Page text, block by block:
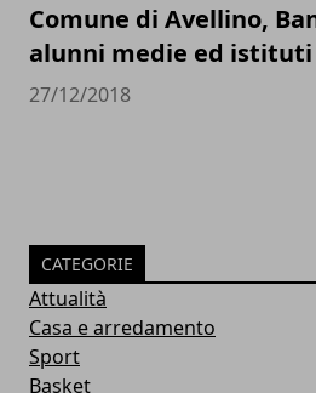
Comune di Avellino,
alunni medie ed
27/12/2018
CATEGORIE
Attualità
Casa e arredamento
Sport
Basket